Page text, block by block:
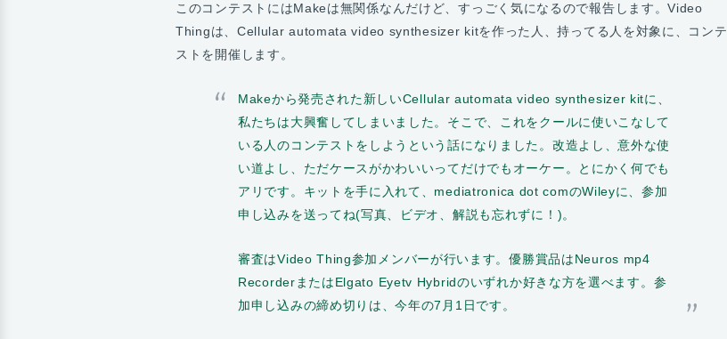
このコンテストにはMakeは無関係なんだけど、すっごく気になるので報告します。Video
Thingは、Cellular automata video synthesizer kitを作った人、持ってる人を対象に、コンテ
ストを開催します。
Makeから発売された新しいCellular automata video synthesizer kitに、
私たちは大興奮してしまいました。そこで、これをクールに使いこなして
いる人のコンテストをしようという話になりました。改造よし、意外な使
い道よし、ただケースがかわいいってだけでもオーケー。とにかく何でも
アリです。キットを手に入れて、mediatronica dot comのWileyに、参加
申し込みを送ってね(写真、ビデオ、解説も忘れずに！)。
審査はVideo Thing参加メンバーが行います。優勝賞品はNeuros mp4
RecorderまたはElgato Eyetv Hybridのいずれか好きな方を選べます。参
加申し込みの締め切りは、今年の7月1日です。